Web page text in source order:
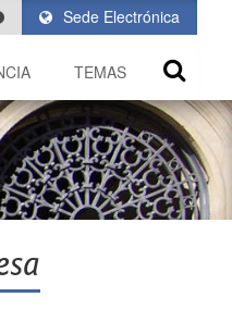
Sede Electrónica
TEMAS